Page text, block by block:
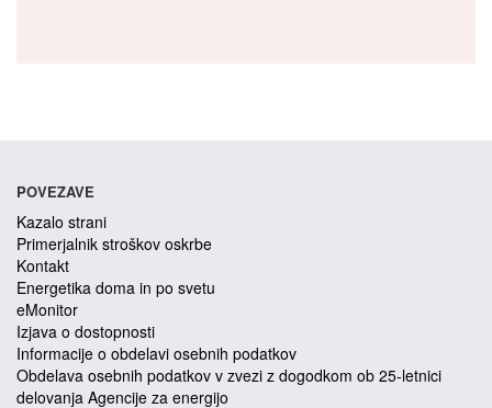
POVEZAVE
Kazalo strani
Primerjalnik stroškov oskrbe
Kontakt
Energetika doma in po svetu
eMonitor
Izjava o dostopnosti
Informacije o obdelavi osebnih podatkov
Obdelava osebnih podatkov v zvezi z dogodkom ob 25-letnici
delovanja Agencije za energijo